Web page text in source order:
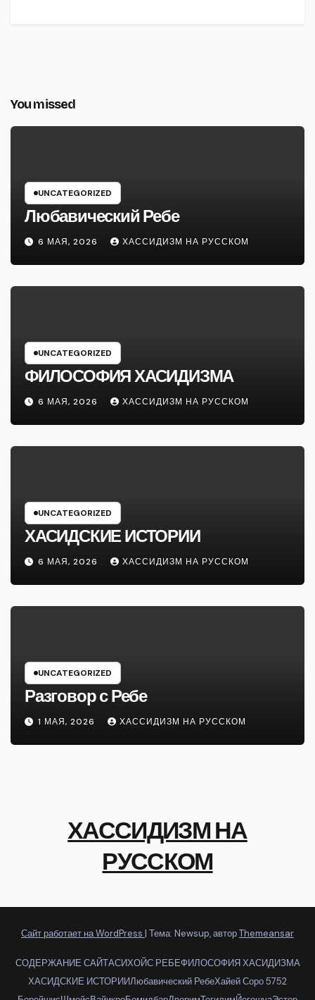
You missed
UNCATEGORIZED
Любавический Ребе
6 МАЯ, 2026 ХАССИДИЗМ НА РУССКОМ
UNCATEGORIZED
ФИЛОСОФИЯ ХАСИДИЗМА
6 МАЯ, 2026 ХАССИДИЗМ НА РУССКОМ
UNCATEGORIZED
ХАСИДСКИЕ ИСТОРИИ
6 МАЯ, 2026 ХАССИДИЗМ НА РУССКОМ
UNCATEGORIZED
Разговор с Ребе
1 МАЯ, 2026 ХАССИДИЗМ НА РУССКОМ
ХАССИДИЗМ НА
РУССКОМ
Сайт работает на WordPress | Тема: Newsup, авторThemeansar
СОДЕРЖАНИЕ САЙТАСИХОЙС РЕБЕФИЛОСОФИЯ ХАСИДИЗМА
ХАСИДСКИЕ ИСТОРИИЛюбавический РебеХайей Соро 5752